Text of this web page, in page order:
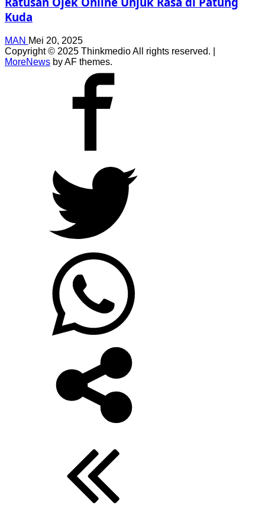
Kuda
MAN Mei 20, 2025
Copyright © 2025 Thinkmedio All rights reserved.
MoreNews by AF themes.